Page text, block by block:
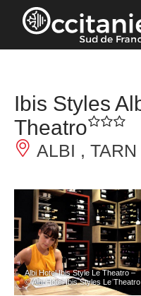
Panneau de gestion des
Ibis Styles
Theatro
ALBI , TARN
Albi Hotel Ibis Style Le Theatro –
© Albi Hotel Ibis Styles Le Theatro